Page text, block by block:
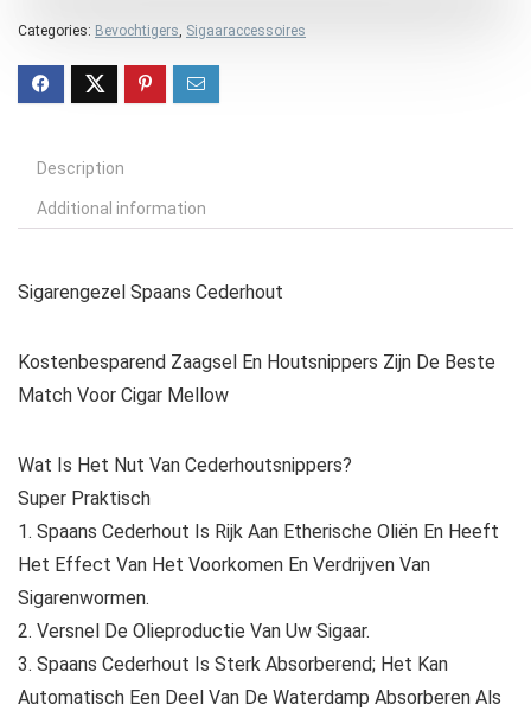
Categories: Bevochtigers, Sigaaraccessoires
Description
Additional information
Sigarengezel Spaans Cederhout
Kostenbesparend Zaagsel En Houtsnippers Zijn De Beste
Match Voor Cigar Mellow
Wat Is Het Nut Van Cederhoutsnippers?
Super Praktisch
1. Spaans Cederhout Is Rijk Aan Etherische Oliën En Heeft
Het Effect Van Het Voorkomen En Verdrijven Van
Sigarenwormen.
2. Versnel De Olieproductie Van Uw Sigaar.
3. Spaans Cederhout Is Sterk Absorberend; Het Kan
Automatisch Een Deel Van De Waterdamp Absorberen Als